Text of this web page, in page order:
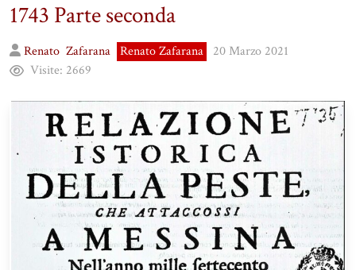
1743 Parte seconda
Renato Zafarana Renato Zafarana
20 Marzo 2021
Visite: 2669